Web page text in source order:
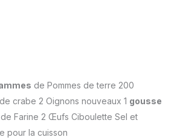
de Pommes de terre 200
crabe 2 Oignons nouveaux 1 gousse
de Farine 2 Œufs Ciboulette Sel et
pour la cuisson